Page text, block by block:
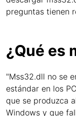
preguntas tienen
¿Qué es
"Mss32.dll no se
estándar en los
que se produzca
Windows y que